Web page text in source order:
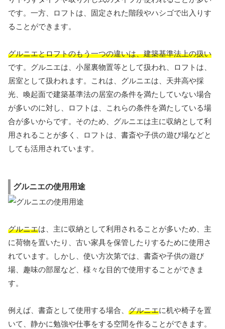
です。一方、ロフトは、固定された階段やハシゴで出入りす
ることができます。
グルニエとロフトのもう一つの違いは、建築基準法上の扱い
です。グルニエは、小屋裏物置等として扱われ、ロフトは、
居室として扱われます。これは、グルニエは、天井高や採
光、喚起面で建築基準法の居室の条件を満たしていない場合
が多いのに対し、ロフトは、これらの条件を満たしている場
合が多いからです。そのため、グルニエは主に収納として利
用されることが多く、ロフトは、書斎や子供の遊び場などと
しても活用されています。
グルニエの使用用途
グルニエは、主に収納として利用されることが多いため、主
に荷物を置いたり、古い家具を保管したりするために使用さ
れています。しかし、使い方次第では、書斎や子供の遊び
場、趣味の部屋など、様々な目的で使用することができま
す。
例えば、書斎として使用する場合、 グルニエに机や椅子を置
いて、静かに勉強や仕事をする空間を作ることができます。